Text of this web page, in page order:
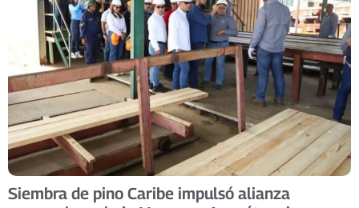
Siembra de pino Caribe impulsó alianza